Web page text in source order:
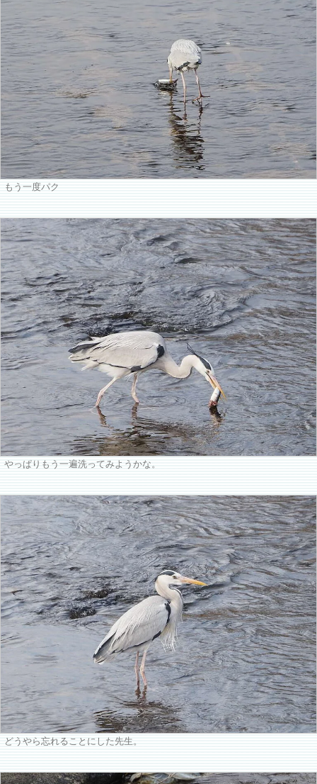
もう一度パク
やっぱりもう一遍洗ってみようかな。
どうやら忘れることにした先生。